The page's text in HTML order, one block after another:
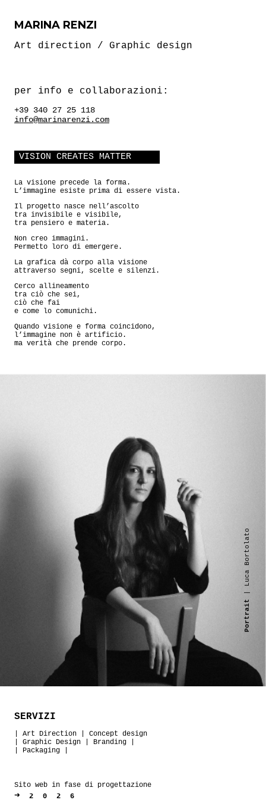
MARINA RENZI
Art direction / Graphic design
per info e collaborazioni:
+39 340 27 25 118
info@marinarenzi.com
VISION CREATES MATTER
La visione precede la forma.
L’immagine esiste prima di essere vista.
Il progetto nasce nell’ascolto
tra invisibile e visibile,
tra pensiero e materia.
Non creo immagini.
Permetto loro di emergere.
La grafica dà corpo alla visione
attraverso segni, scelte e silenzi.
Cerco allineamento
tra ciò che sei,
ciò che fai
e come lo comunichi.
Quando visione e forma coincidono,
l’immagine non è artificio.
ma verità che prende corpo.
SERVIZI
Art Direction
Concept design
Graphic Design Branding
Packaging
Sito web in fase di progettazione
➜ 2026
Portrait
| Luca Bortolato